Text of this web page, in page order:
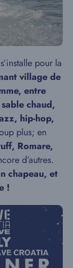
pour la
village de
entre
chaud,
hip-hop,
plus; en
Romare,
d’autres.
chapeau, et
!